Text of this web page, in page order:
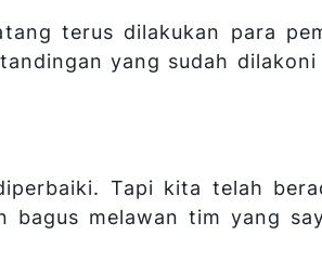
terus dilakukan para
yang sudah dilakoni
Tapi kita telah
bagus melawan tim yang